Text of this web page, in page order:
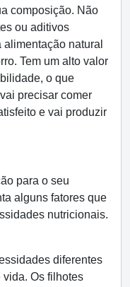
composição. Não
ou aditivos
natural
Tem um alto valor
o que
precisar comer
e vai produzir
para o seu
alguns fatores que
nutricionais.
diferentes
vida. Os filhotes